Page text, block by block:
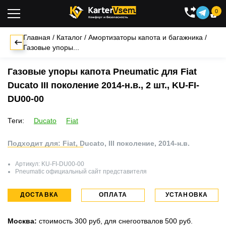

0
Главная / Каталог / Амортизаторы капота и багажника /
Газовые упоры...
Газовые упоры капота Pneumatic для Fiat
Ducato III поколение 2014-н.в., 2 шт., KU-FI-
DU00-00
Теги: Ducato Fiat
Подходит для: Fiat, Ducato, III поколение, 2014-н.в.
Артикул: KU-FI-DU00-00
Pneumatic официальный сайт представителя
ДОСТАВКА ОПЛАТА УСТАНОВКА
Москва: стоимость 300 руб, для снегоотвалов 500 руб.